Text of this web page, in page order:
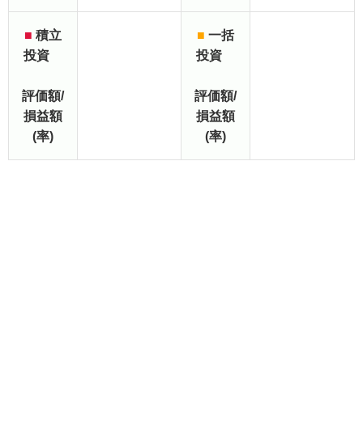
■ 積立
投資
評価額/
損益額
(率)
■ 一括
投資
評価額/
損益額
(率)